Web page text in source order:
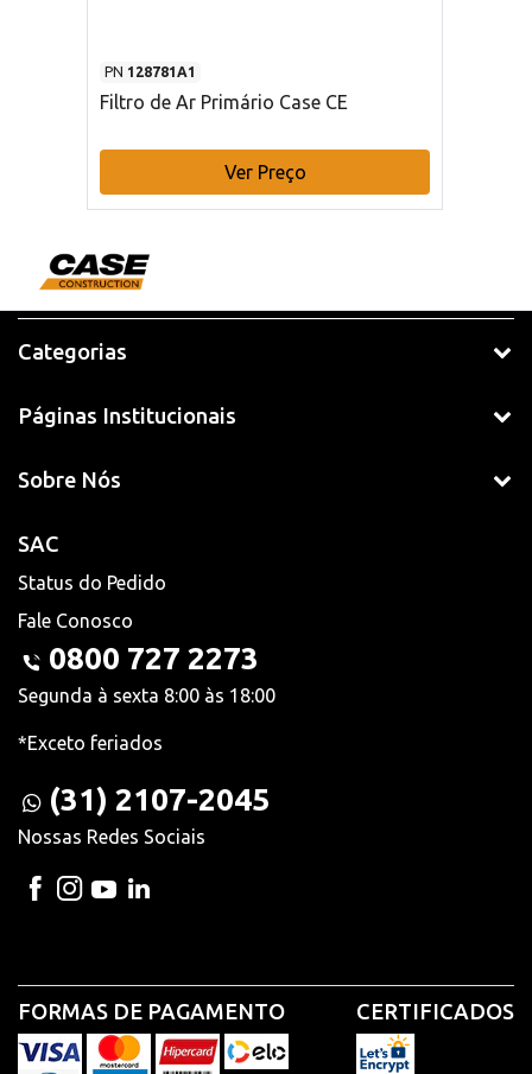
PN 128781A1
Filtro de Ar Primário Case CE
Ver Preço
Categorias
Páginas Institucionais
Sobre Nós
SAC
Status do Pedido
Fale Conosco
0800 727 2273
Segunda à sexta 8:00 às 18:00
*Exceto feriados
(31) 2107-2045
Nossas Redes Sociais
FORMAS DE PAGAMENTO CERTIFICADOS